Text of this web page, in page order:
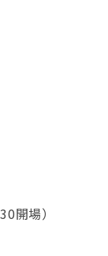
開場）